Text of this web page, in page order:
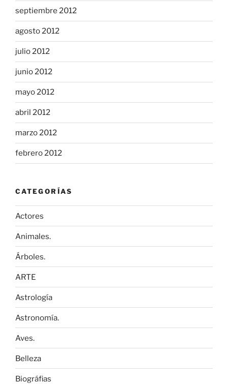
septiembre 2012
agosto 2012
julio 2012
junio 2012
mayo 2012
abril 2012
marzo 2012
febrero 2012
CATEGORÍAS
Actores
Animales.
Árboles.
ARTE
Astrología
Astronomía.
Aves.
Belleza
Biográfias